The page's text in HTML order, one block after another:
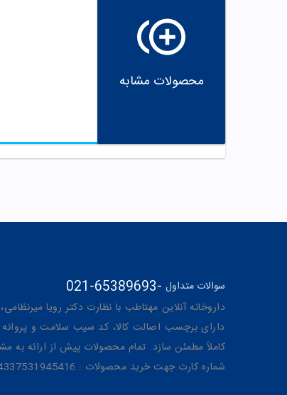
محصولات مشابه
021-65389693 سوالات متداول -
داروخانه آنلاین مهتاطب با نظارت دکتر رویا میرنظامی،
دارای برچسب اصالت کالا، کد سیب سلامت و
کاملاً مطمئن سازد. تمام محصولات پیش از ارائه به
شماره کارت جهت خرید محصولات : 6104337531945416 به نام رویا میرنظامی